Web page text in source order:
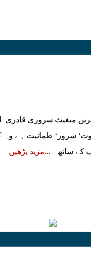
میغیث سروری قادری
سرور‘ طمانیت
کے ساتھ
مزید پڑھیں